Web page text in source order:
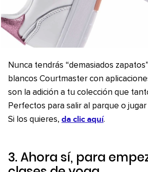
Nunca tendrás “demasiados
blancos Courtmaster con
son la adición a tu colección que
Perfectos para salir al parque o
Si los quieres, da clic aquí.
3. Ahora sí, para